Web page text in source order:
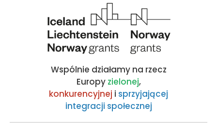
„Polski
Plakat
Jazzowy”.
Kocham
Wspólnie działamy na rzecz
Europy zielonej,
konkurencyjnej i sprzyjającej
integracji społecznej